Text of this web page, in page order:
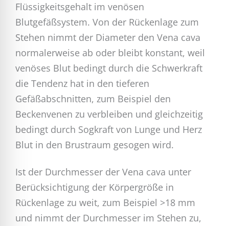
Flüssigkeitsgehalt im venösen
Blutgefäßsystem. Von der Rückenlage zum
Stehen nimmt der Diameter den Vena cava
normalerweise ab oder bleibt konstant, weil
venöses Blut bedingt durch die Schwerkraft
die Tendenz hat in den tieferen
Gefäßabschnitten, zum Beispiel den
Beckenvenen zu verbleiben und gleichzeitig
bedingt durch Sogkraft von Lunge und Herz
Blut in den Brustraum gesogen wird.
Ist der Durchmesser der Vena cava unter
Berücksichtigung der Körpergröße in
Rückenlage zu weit, zum Beispiel >18 mm
und nimmt der Durchmesser im Stehen zu,